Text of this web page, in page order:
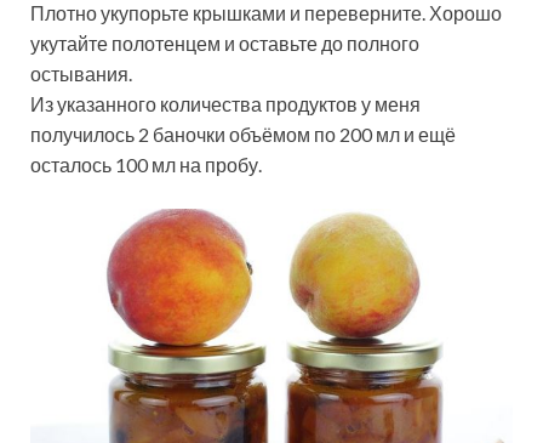
Плотно укупорьте крышками и переверните. Хорошо
укутайте полотенцем и оставьте до полного
остывания.
Из указанного количества продуктов у меня
получилось 2 баночки объёмом по 200 мл и ещё
осталось 100 мл на пробу.